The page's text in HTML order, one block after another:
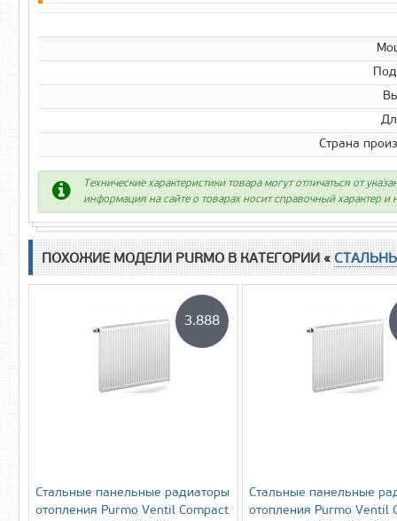
Страна
Технические характеристики товара могут отличаться от
информация на сайте о товарах носит справочный характер
ПОХОЖИЕ МОДЕЛИ PURMO В КАТЕГОРИИ «
Стальные панельные радиаторы
отопления Purmo Ventil Compact
3.888
Стальные панельные
отопления Purmo Ventil